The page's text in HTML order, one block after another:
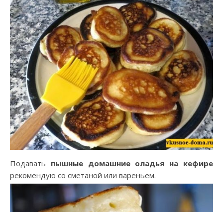
Подавать пышные домашние оладья на кефире
рекомендую со сметаной или вареньем.